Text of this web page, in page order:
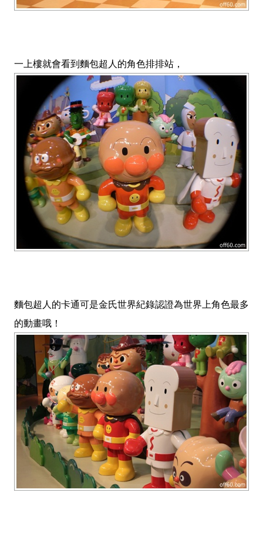
一上樓就會看到麵包超人的角色排排站，
麵包超人的卡通可是金氏世界紀錄認證為世界上角色最多
的動畫哦！